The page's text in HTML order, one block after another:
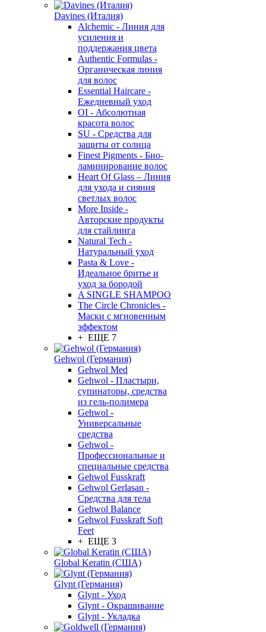
Davines (Италия)
Alchemic - Линия для
усиления и
поддержания цвета
Authentic Formulas -
Органическая линия
для волос
Essential Haircare -
Eжедневный уход
OI - Абсолютная
красота волос
SU - Средства для
защиты от солнца
Finest Pigments - Био-
ламинирование волос
Heart Of Glass – Линия
для ухода и сияния
светлых волос
More Inside -
Авторские продукты
для стайлинга
Natural Tech -
Натуральный уход
Pasta & Love -
Идеальное бритье и
уход за бородой
A SINGLE SHAMPOO
The Circle Chronicles -
Маски с мгновенным
эффектом
+ ЕЩЕ 7
Gehwol (Германия)
Gehwol Med
Gehwol - Пластыри,
супинаторы, средства
из гель-полимера
Gehwol -
Универсальные
средства
Gehwol -
Профессиональные и
специальные средства
Gehwol Fusskraft
Gehwol Gerlasan -
Средства для тела
Gehwol Balance
Gehwol Fusskraft Soft
Feet
+ ЕЩЕ 3
Global Keratin (США)
Glynt (Германия)
Glynt - Уход
Glynt - Окрашивание
Glynt - Укладка